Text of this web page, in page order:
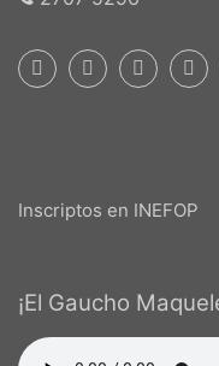
Inscriptos en INEFOP
¡El Gaucho